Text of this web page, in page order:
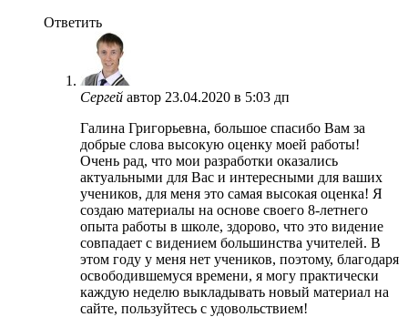
Ответить
Сергей автор 23.04.2020 в 5:03 дп
Галина Григорьевна, большое спасибо Вам за
добрые слова высокую оценку моей работы!
Очень рад, что мои разработки оказались
актуальными для Вас и интересными для ваших
учеников, для меня это самая высокая оценка! Я
создаю материалы на основе своего 8-летнего
опыта работы в школе, здорово, что это видение
совпадает с видением большинства учителей. В
этом году у меня нет учеников, поэтому, благодаря
освободившемуся времени, я могу практически
каждую неделю выкладывать новый материал на
сайте, пользуйтесь с удовольствием!